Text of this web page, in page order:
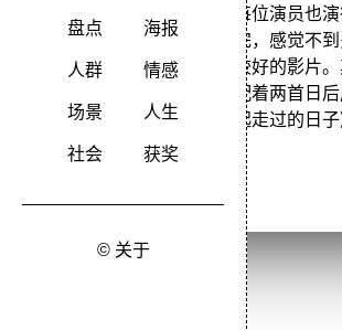
盘点 海报
人群 情感
场景 人生
社会 获奖
© 关于
果。而故事内容也很简洁。每位演员也
跟其他赌片不同，整部片看完，感觉不到
更多的是唏嘘凄凉，是一部较好的影片
和华仔落水救吴倩莲两段，配着两首日
的《心痛》和刘德华的《一起走过的日
催泪弹。